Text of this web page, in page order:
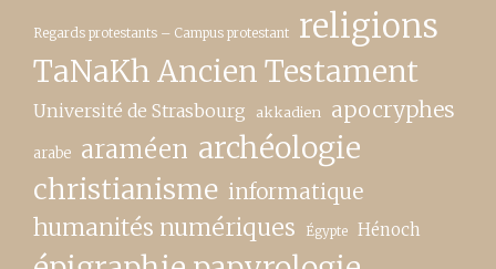
Regards protestants – Campus protestant religions
TaNaKh Ancien Testament
Université de Strasbourg akkadien apocryphes
arabe araméen archéologie
christianisme informatique
humanités numériques Égypte Hénoch